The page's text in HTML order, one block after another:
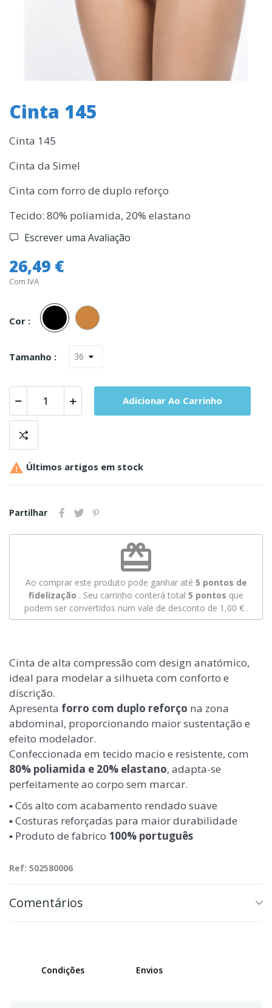
Cinta 145
Cinta 145
Cinta da Simel
Cinta com forro de duplo reforço
Tecido: 80% poliamida, 20% elastano
Escrever uma Avaliação
26,49 €
Com IVA
Cor :
Preto
Tamanho :
Adicionar Ao Carrinho
 Últimos artigos em stock
Partilhar
redeem
Ao comprar este produto pode ganhar até 5 pontos de
fidelização . Seu carrinho conterá total 5 pontos que
podem ser convertidos num vale de desconto de 1,00 €.
Cinta de alta compressão com design anatómico,
ideal para modelar a silhueta com conforto e
discrição.
Apresenta forro com duplo reforço na zona
abdominal, proporcionando maior sustentação e
efeito modelador.
Confeccionada em tecido macio e resistente, com
80% poliamida e 20% elastano, adapta-se
perfeitamente ao corpo sem marcar.
▪️ Cós alto com acabamento rendado suave
▪️ Costuras reforçadas para maior durabilidade
▪️ Produto de fabrico 100% português
Ref: 502580006
Comentários
Condições Envios